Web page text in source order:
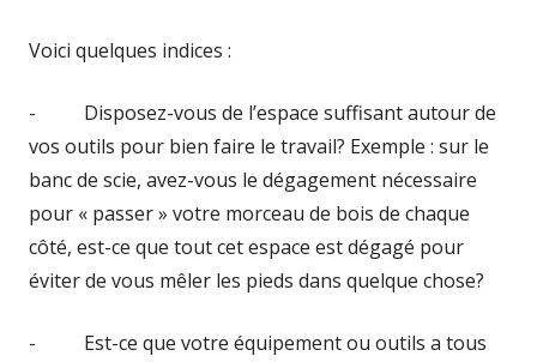
Voici quelques indices :
- Disposez-vous de l’espace suffisant autour de
vos outils pour bien faire le travail? Exemple : sur le
banc de scie, avez-vous le dégagement nécessaire
pour « passer » votre morceau de bois de chaque
côté, est-ce que tout cet espace est dégagé pour
éviter de vous mêler les pieds dans quelque chose?
- Est-ce que votre équipement ou outils a tous